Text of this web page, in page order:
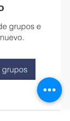
grupos e
grupos